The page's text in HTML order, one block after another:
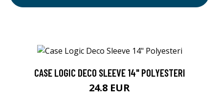
CASE LOGIC DECO SLEEVE 14" POLYESTERI
24.8 EUR